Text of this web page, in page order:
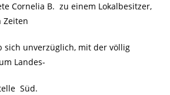
Cornelia B. zu einem Lokalbesitzer,
Zeiten
sich unverzüglich, mit der völlig
Landes-
Süd.